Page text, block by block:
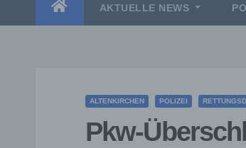
AKTUELLE NEWS
ALTENKIRCHEN POLIZEI
Pkw-